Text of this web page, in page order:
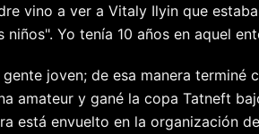
vino a ver a Vitaly Ilyin que estaba
Yo tenía 10 años en aquel
joven; de esa manera terminé
amateur y gané la copa Tatneft
está envuelto en la organización de